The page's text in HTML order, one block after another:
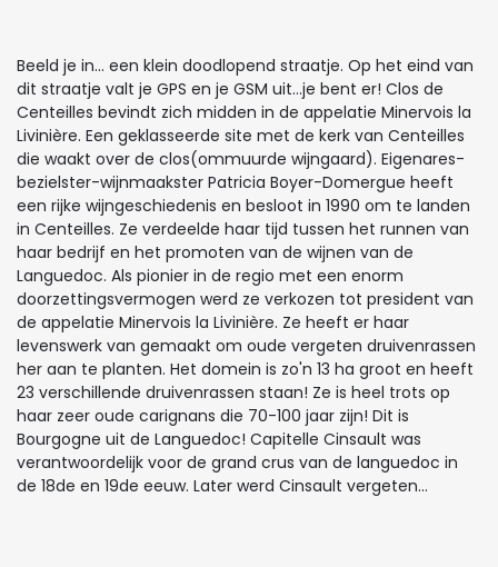
Beeld je in... een klein doodlopend straatje. Op het eind van
dit straatje valt je GPS en je GSM uit...je bent er! Clos de
Centeilles bevindt zich midden in de appelatie Minervois la
Livinière. Een geklasseerde site met de kerk van Centeilles
die waakt over de clos(ommuurde wijngaard). Eigenares-
bezielster-wijnmaakster Patricia Boyer-Domergue heeft
een rijke wijngeschiedenis en besloot in 1990 om te landen
in Centeilles. Ze verdeelde haar tijd tussen het runnen van
haar bedrijf en het promoten van de wijnen van de
Languedoc. Als pionier in de regio met een enorm
doorzettingsvermogen werd ze verkozen tot president van
de appelatie Minervois la Livinière. Ze heeft er haar
levenswerk van gemaakt om oude vergeten druivenrassen
her aan te planten. Het domein is zo'n 13 ha groot en heeft
23 verschillende druivenrassen staan! Ze is heel trots op
haar zeer oude carignans die 70-100 jaar zijn! Dit is
Bourgogne uit de Languedoc! Capitelle Cinsault was
verantwoordelijk voor de grand crus van de languedoc in
de 18de en 19de eeuw. Later werd Cinsault vergeten...